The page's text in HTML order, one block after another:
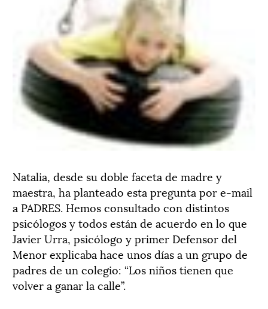
Natalia, desde su doble faceta de madre y
maestra, ha planteado esta pregunta por e-mail
a PADRES. Hemos consultado con distintos
psicólogos y todos están de acuerdo en lo que
Javier Urra, psicólogo y primer Defensor del
Menor explicaba hace unos días a un grupo de
padres de un colegio: “Los niños tienen que
volver a ganar la calle”.